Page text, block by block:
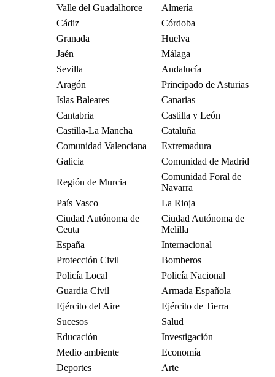
Valle del Guadalhorce
Almería
Cádiz
Córdoba
Granada
Huelva
Jaén
Málaga
Sevilla
Andalucía
Aragón
Principado de Asturias
Islas Baleares
Canarias
Cantabria
Castilla y León
Castilla-La Mancha
Cataluña
Comunidad Valenciana
Extremadura
Galicia
Comunidad de Madrid
Región de Murcia
Comunidad Foral de
Navarra
País Vasco
La Rioja
Ciudad Autónoma de
Ceuta
Ciudad Autónoma de
Melilla
España
Internacional
Protección Civil
Bomberos
Policía Local
Policía Nacional
Guardia Civil
Armada Española
Ejército del Aire
Ejército de Tierra
Sucesos
Salud
Educación
Investigación
Medio ambiente
Economía
Deportes
Arte